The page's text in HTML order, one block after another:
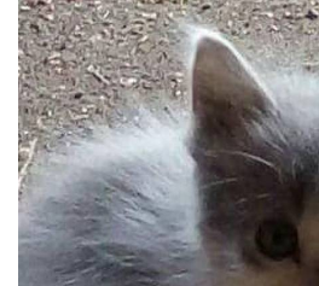
Tribunales
Deporte
Política
Espectáculos